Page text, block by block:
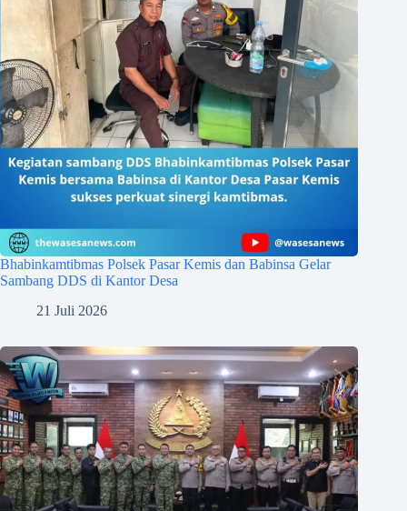
Bhabinkamtibmas Polsek Pasar Kemis dan Babinsa Gelar
Sambang DDS di Kantor Desa
21 Juli 2026